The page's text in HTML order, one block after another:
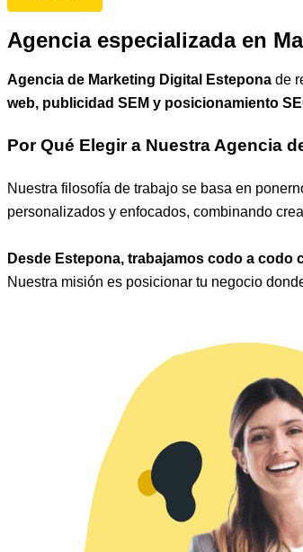
Agencia especializada en
Agencia de Marketing Digital Estepona de
web, publicidad SEM y posicionamiento
Por Qué Elegir a Nuestra Agencia
Nuestra filosofía de trabajo se basa en
personalizados y enfocados, combinando
Desde Estepona, trabajamos codo a
Nuestra misión es posicionar tu negocio